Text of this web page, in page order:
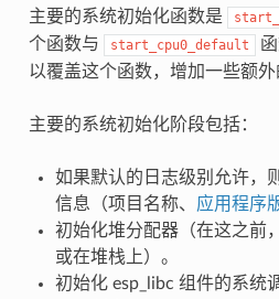
主要的系统初始化函数是
个函数与
start_cpu0_default
以覆盖这个函数，增加一些额外
主要的系统初始化阶段包括：
如果默认的日志级别允许，
信息（项目名称、 应用程序
初始化堆分配器（在这之前
或在堆栈上）。
初始化 esp_libc 组件的系统